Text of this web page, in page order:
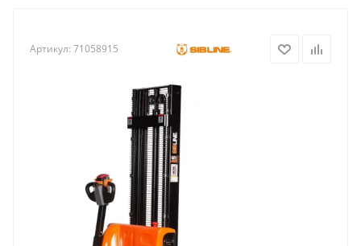
Артикул: 71058915